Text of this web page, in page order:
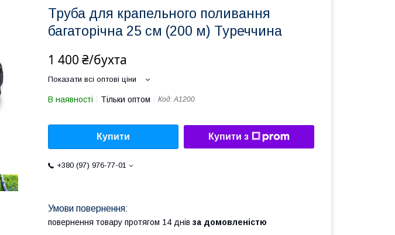
Труба для крапельного поливання
багаторічна 25 см (200 м) Туреччина
1 400 ₴/бухта
Показати всі оптові ціни
В наявності Тільки оптом Код:А1200
Купити Купити з
+380 (97) 976-77-01
повернення товару протягом 14 днів за домовленістю